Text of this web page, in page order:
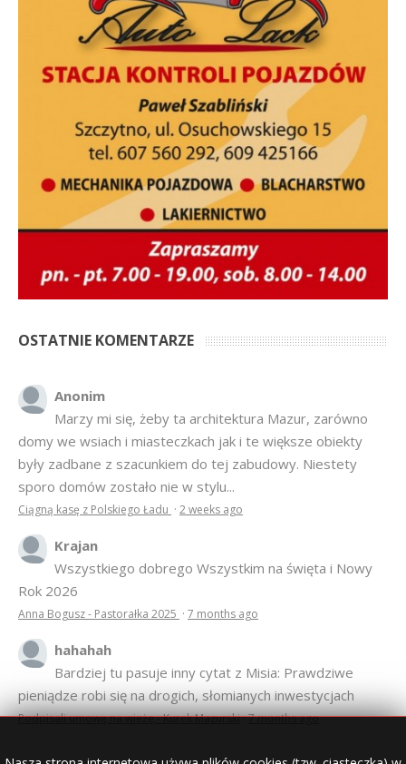
OSTATNIE KOMENTARZE
Anonim
Marzy mi się, żeby ta architektura Mazur, zarówno
domy we wsiach i miasteczkach jak i te większe obiekty
były zadbane z szacunkiem do tej zabudowy. Niestety
sporo domów zostało nie w stylu...
Ciągną kasę z Polskiego Ładu · 2 weeks ago
Krajan
Wszystkiego dobrego Wszystkim na święta i Nowy
Rok 2026
Anna Bogusz - Pastorałka 2025 · 7 months ago
hahahah
Bardziej tu pasuje inny cytat z Misia: Prawdziwe
pieniądze robi się na drogich, słomianych inwestycjach
Podpisali umowę na wieżę - Kurek Mazurski·7 months ago